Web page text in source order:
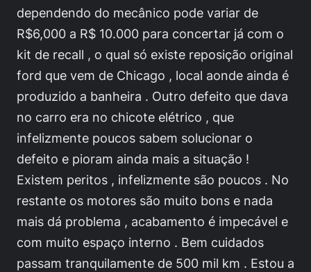
dependendo do mecânico pode variar de
R$6,000 a R$ 10.000 para concertar já com o
kit de recall , o qual só existe reposição original
ford que vem de Chicago , local aonde ainda é
produzido a banheira . Outro defeito que dava
no carro era no chicote elétrico , que
infelizmente poucos sabem solucionar o
defeito e pioram ainda mais a situação !
Existem peritos , infelizmente são poucos . No
restante os motores são muito bons e nada
mais dá problema , acabamento é impecável e
com muito espaço interno . Bem cuidados
passam tranquilamente de 500 mil km . Estou a